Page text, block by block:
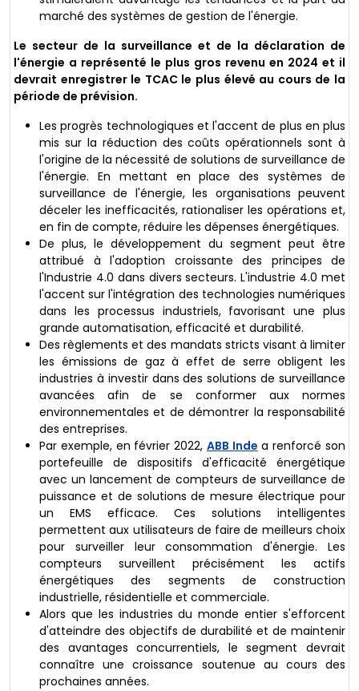
marché des systèmes de gestion de l'énergie.
Le secteur de la surveillance et de la déclaration de
l'énergie a représenté le plus gros revenu en 2024 et il
devrait enregistrer le TCAC le plus élevé au cours de la
période de prévision.
Les progrès technologiques et l'accent de plus en plus
mis sur la réduction des coûts opérationnels sont à
l'origine de la nécessité de solutions de surveillance de
l'énergie. En mettant en place des systèmes de
surveillance de l'énergie, les organisations peuvent
déceler les inefficacités, rationaliser les opérations et,
en fin de compte, réduire les dépenses énergétiques.
De plus, le développement du segment peut être
attribué à l'adoption croissante des principes de
l'Industrie 4.0 dans divers secteurs. L'industrie 4.0 met
l'accent sur l'intégration des technologies numériques
dans les processus industriels, favorisant une plus
grande automatisation, efficacité et durabilité.
Des règlements et des mandats stricts visant à limiter
les émissions de gaz à effet de serre obligent les
industries à investir dans des solutions de surveillance
avancées afin de se conformer aux normes
environnementales et de démontrer la responsabilité
des entreprises.
Par exemple, en février 2022, ABB Inde a renforcé son
portefeuille de dispositifs d'efficacité énergétique
avec un lancement de compteurs de surveillance de
puissance et de solutions de mesure électrique pour
un EMS efficace. Ces solutions intelligentes
permettent aux utilisateurs de faire de meilleurs choix
pour surveiller leur consommation d'énergie. Les
compteurs surveillent précisément les actifs
énergétiques des segments de construction
industrielle, résidentielle et commerciale.
Alors que les industries du monde entier s'efforcent
d'atteindre des objectifs de durabilité et de maintenir
des avantages concurrentiels, le segment devrait
connaître une croissance soutenue au cours des
prochaines années.